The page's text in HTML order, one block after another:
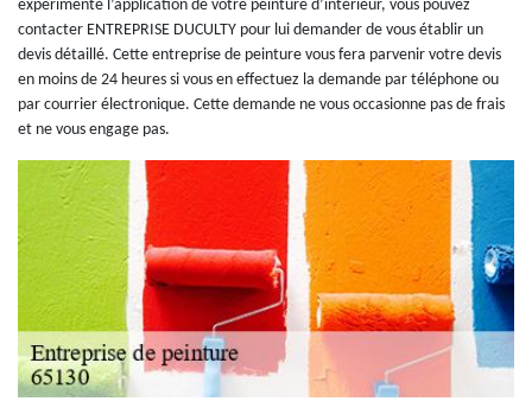
expérimenté l’application de votre peinture d’intérieur, vous pouvez
contacter ENTREPRISE DUCULTY pour lui demander de vous établir un
devis détaillé. Cette entreprise de peinture vous fera parvenir votre devis
en moins de 24 heures si vous en effectuez la demande par téléphone ou
par courrier électronique. Cette demande ne vous occasionne pas de frais
et ne vous engage pas.